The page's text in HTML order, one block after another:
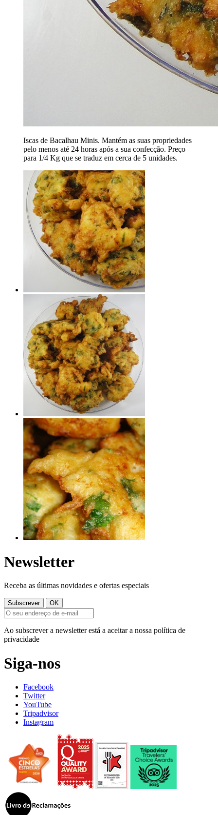
Iscas de Bacalhau Minis. Mantém as suas propriedades
pelo menos até 24 horas após a sua confecção. Preço
para 1/4 Kg que se traduz em cerca de 5 unidades.
Newsletter
Receba as últimas novidades e ofertas especiais
Ao subscrever a newsletter está a aceitar a nossa política de
privacidade
Siga-nos
Facebook
Twitter
YouTube
Tripadvisor
Instagram